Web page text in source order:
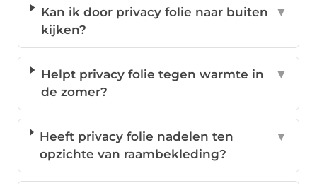
Kan ik door privacy folie naar buiten
kijken?
▼
Helpt privacy folie tegen warmte in
de zomer?
▼
Heeft privacy folie nadelen ten
opzichte van raambekleding?
▼